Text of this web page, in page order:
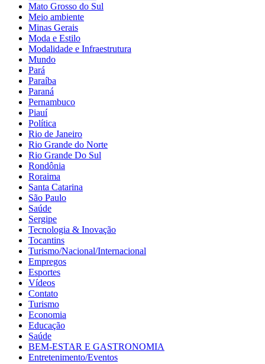
Mato Grosso do Sul
Meio ambiente
Minas Gerais
Moda e Estilo
Modalidade e Infraestrutura
Mundo
Pará
Paraíba
Paraná
Pernambuco
Piauí
Política
Rio de Janeiro
Rio Grande do Norte
Rio Grande Do Sul
Rondônia
Roraima
Santa Catarina
São Paulo
Saúde
Sergipe
Tecnologia & Inovação
Tocantins
Turismo/Nacional/Internacional
Empregos
Esportes
Vídeos
Contato
Turismo
Economia
Educação
Saúde
BEM-ESTAR E GASTRONOMIA
Entretenimento/Eventos